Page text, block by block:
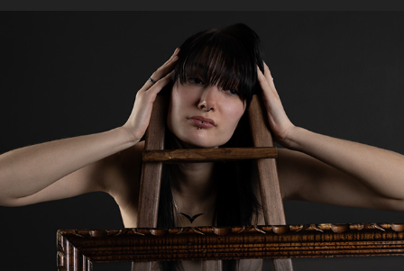
Empêtrée dans le chevalet